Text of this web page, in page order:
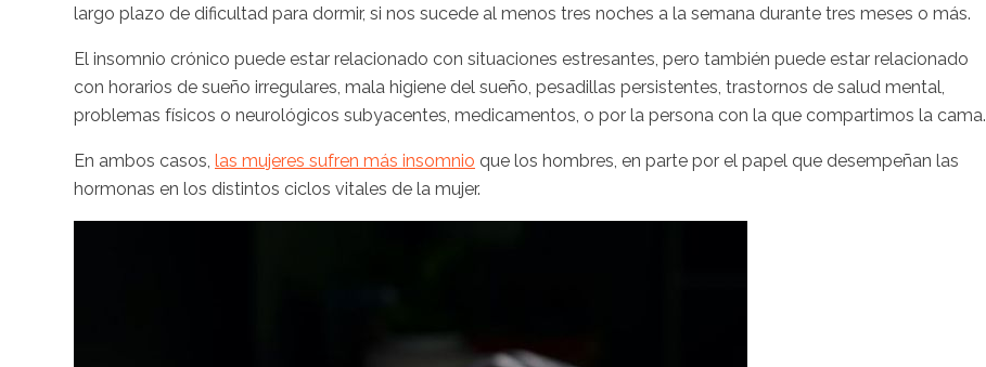
largo plazo de dificultad para dormir, si nos sucede al menos tres noches a la semana durante tres meses o más.
El insomnio crónico puede estar relacionado con situaciones estresantes, pero también puede estar relacionado
con horarios de sueño irregulares, mala higiene del sueño, pesadillas persistentes, trastornos de salud mental,
problemas físicos o neurológicos subyacentes, medicamentos, o por la persona con la que compartimos la cama.
En ambos casos, las mujeres sufren más insomnio que los hombres, en parte por el papel que desempeñan las
hormonas en los distintos ciclos vitales de la mujer.